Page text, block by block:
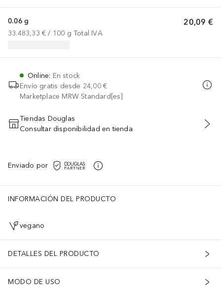
20,09 €
0.06 g
33.483,33 € / 100 g Total IVA
Online: En stock
Envío gratis desde 24,00 €
Marketplace MRW Standard[es]
AÑADIR AL CARRITO
Tiendas Douglas
Consultar disponibilidad en tienda
Enviado por
INFORMACIÓN DEL PRODUCTO
vegano
DETALLES DEL PRODUCTO
MODO DE USO